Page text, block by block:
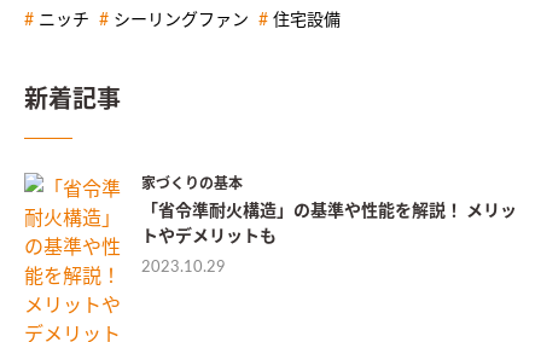
ニッチ シーリングファン 住宅設備
新着記事
家づくりの基本
「省令準耐火構造」の基準や性能を解説！ メリッ
トやデメリットも
2023.10.29